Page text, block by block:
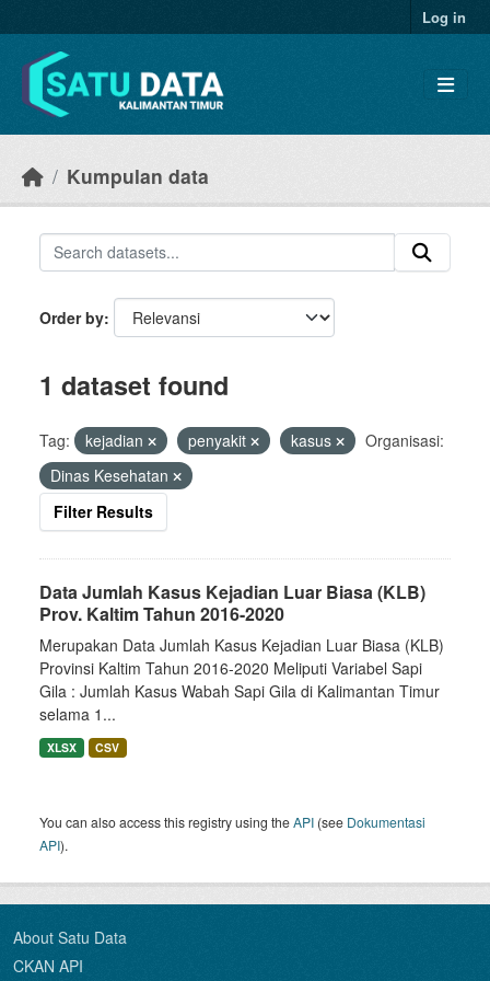
Log in
Kumpulan data
Order by
1 dataset found
Tag: kejadian penyakit kasus
Organisasi:
Dinas Kesehatan
Filter Results
Data Jumlah Kasus Kejadian Luar Biasa (KLB)
Prov. Kaltim Tahun 2016-2020
Merupakan Data Jumlah Kasus Kejadian Luar Biasa (KLB)
Provinsi Kaltim Tahun 2016-2020 Meliputi Variabel Sapi
Gila : Jumlah Kasus Wabah Sapi Gila di Kalimantan Timur
selama 1...
XLSX CSV
You can also access this registry using theAPI (see Dokumentasi
API).
About Satu Data
CKAN API